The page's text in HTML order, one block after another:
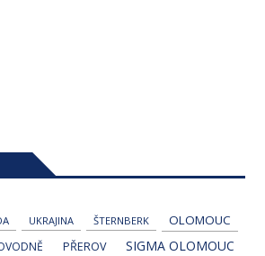
UKRAJINA ŠTERNBERK
OLOMOUC
PŘEROV SIGMA OLOMOUC